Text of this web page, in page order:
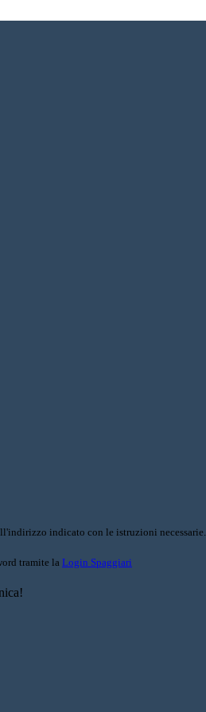
indicato con le istruzioni necessarie.
tramite la Login Spaggiari